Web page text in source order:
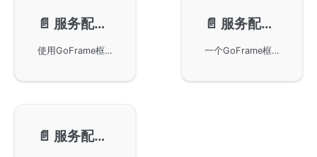
📄️ 服务配置-配置文件
使用GoFrame框架的Server对象进行服务配置，支持通过配置文件进行配置，包括地址、日志设置和上传限制等。详细说明了单例对象的配置获取方式、默认值以及多配置管理方法，帮助用户优化服务配置策略。
📄️ 服务配置-配置文件模板
一个GoFrame框架服务配置的文件模板，详细介绍了各项配置参数，如地址监听、TLS/HTTPS配置、静态服务、Cookie和Sessions设置、日志记录等，帮助用户更好地使用和配置GoFrame HTTP Server。
📄️ 服务配置-配置方法